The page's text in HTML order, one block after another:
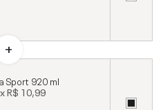
Sport 920 ml
R$ 10,99